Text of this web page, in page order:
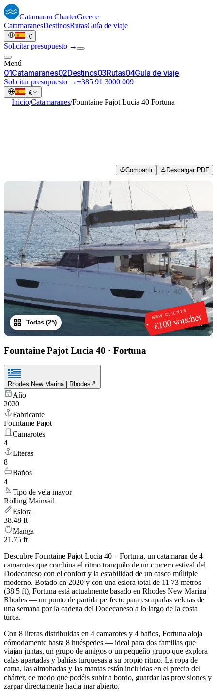
Catamaran CharterGreece
CatamaranesDestinosRutasGuía de viaje
· €
Solicitar presupuesto →
Menú
01Catamaranes02Destinos03Rutas04Guía de viaje
Solicitar presupuesto →+385 91 3000 009
· €
—Inicio/Catamaranes/Fountaine Pajot Lucia 40 Fortuna
Compartir Descargar PDF
NEW CLIENTS
€100 voucher
1/25
Todas (25)
Fountaine Pajot Lucia 40 · Fortuna
Rhodes New Marina | Rhodes
Año
2020
Fabricante
Fountaine Pajot
Camarotes
4
Literas
8
Baños
4
Tipo de vela mayor
Rolling Mainsail
Eslora
38.48 ft
Manga
21.75 ft
Descubre Fountaine Pajot Lucia 40 – Fortuna, un catamaran de 4
camarotes que combina el ritmo tranquilo de un crucero estival del
Dodecaneso con el confort y la estabilidad de un casco múltiple
moderno. Botado en 2020 y con una eslora total de 11.73 metros
(38.5 ft), Fortuna está actualmente basado en Rhodes New Marina |
Rhodes — un punto de partida perfecto para escapadas veleras de
una semana por la cadena del Dodecaneso a lo largo de la costa
turca.
Con 8 literas distribuidas en 4 camarotes y 4 baños, Fortuna aloja
cómodamente hasta 8 huéspedes — ideal para dos familias que
viajan juntas, un grupo de amigos o un pequeño grupo que explora
calas apartadas y bahías turquesas a su propio ritmo. La ropa de
cama, las almohadas y las mantas están incluidas en el precio del
chárter, de modo que podéis subir a bordo, guardar las provisiones y
zarpar directamente hacia mar abierto.